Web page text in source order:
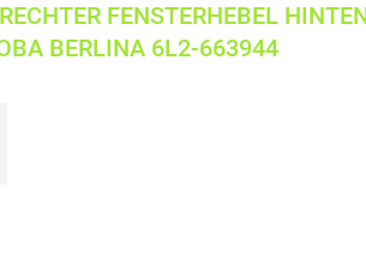
FENSTERHEBEL
BERLINA 6L2-663944